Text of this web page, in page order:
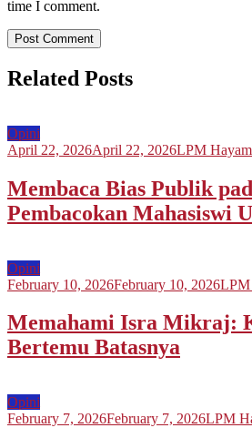
time I comment.
Related Posts
Opini
April 22, 2026April 22, 2026LPM
Membaca Bias Publik
Pembacokan Mahasiswi
Opini
February 10, 2026February 10, 2026LPM
Memahami Isra Mikraj:
Bertemu Batasnya
Opini
February 7, 2026February 7, 2026LPM